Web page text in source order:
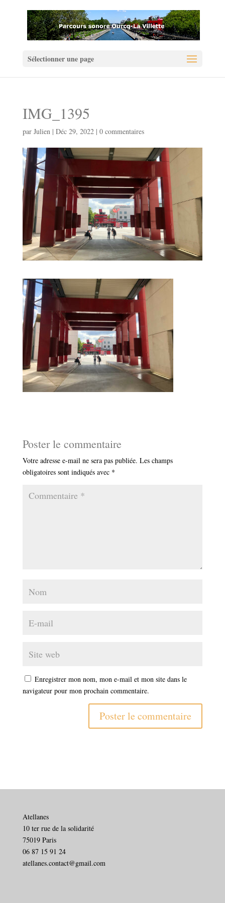
Sélectionner une page
IMG_1395
par Julien| Déc 29, 2022| 0 commentaires
Poster le commentaire
Votre adresse e-mail ne sera pas publiée. Les champs
obligatoires sont indiqués avec *
Enregistrer mon nom, mon e-mail et mon site dans le
navigateur pour mon prochain commentaire.
Atellanes
10 ter rue de la solidarité
75019 Paris
06 87 15 91 24
atellanes.contact@gmail.com